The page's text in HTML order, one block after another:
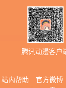
腾讯动漫客户
站内帮助 官方微博